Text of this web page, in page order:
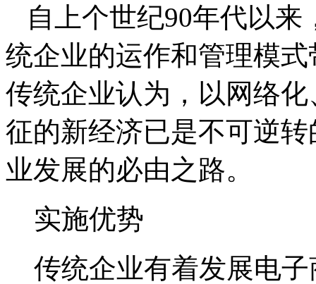
自上个世纪90年代以来
统企业的运作和管理模
传统企业认为，以网络
征的新经济已是不可逆
业发展的必由之路。
实施优势
传统企业有着发展电子